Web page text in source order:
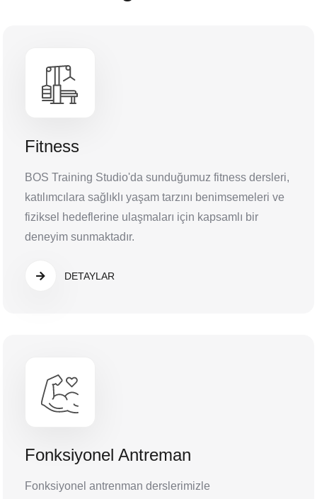
Fitness
BOS Training Studio'da sunduğumuz fitness dersleri,
katılımcılara sağlıklı yaşam tarzını benimsemeleri ve
fiziksel hedeflerine ulaşmaları için kapsamlı bir
deneyim sunmaktadır.
DETAYLAR
Fonksiyonel Antreman
Fonksiyonel antrenman derslerimizle